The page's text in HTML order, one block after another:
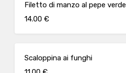
Filetto di manzo al pepe verde
14.00 €
Scaloppina ai funghi